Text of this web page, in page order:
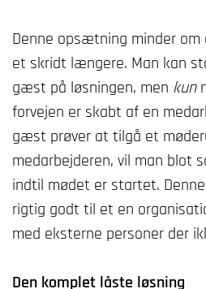
Denne opsætning minder om
et skridt længere. Man kan
gæst på løsningen, men kun
forvejen er skabt af en
gæst prøver at tilgå et
medarbejderen, vil man blot
indtil mødet er startet.
rigtig godt til et en
med eksterne personer der
Den komplet låste løsning